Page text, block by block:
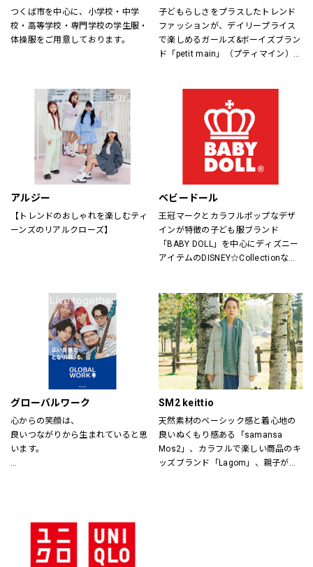
つくば市を中心に、小学校・中学
校・高等学校・専門学校の学生服・
体操服をご用意しております。
子どもらしさをプラスしたトレンド
ファッションが、デイリープライス
で楽しめるガールズ&ボーイズブラン
ド「petit main」（プティマイン）。
アルジー
【トレンドのおしゃれを楽しむティ
ーンズのリアルクローズ】
ベビードール
王冠マークとカラフルポップなデザ
インが特徴の子ども服ブランド
「BABY DOLL」を中心にディズニー
アイテムのDISNEY☆Collectionなど
は150cmまで、大人はXLサイズまで
取り揃えているので、ご家族で楽し
めるペアアイテムもラインナップし
たファミリーカジュアルブランドで
す。
グローバルワーク
心からの笑顔は、
良いつながりから生まれていると思
います。
心地よさや好感を大切にした
“Good Feeling Wear”で
SM2 keittio
天然素材のベーシック感と着心地の
良いぬくもり感ある「samansa
Mos2」、カラフルで楽しい商品のキ
ッズブランド「Lagom」、親子が楽